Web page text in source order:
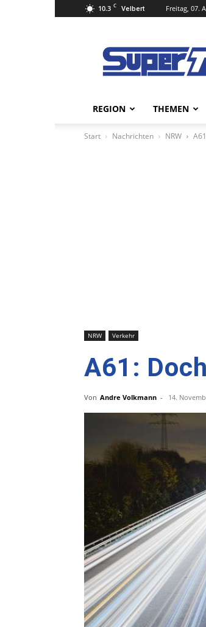
10.3 C Velbert Freitag, 07.
Tipp
REGION THEMEN
Start Nachrichten NRW
NRW Verkehr
A61:
Von Andre Volkmann - 14.